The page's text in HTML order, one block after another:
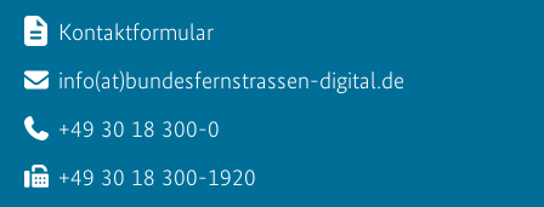
Kontaktformular
info(at)bundesfernstrassen-digital.de
+49 30 18 300-0
+49 30 18 300-1920